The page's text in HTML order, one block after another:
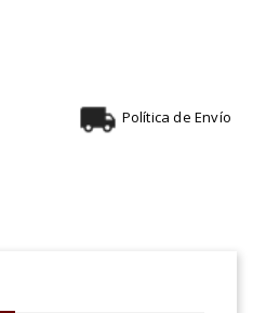
Política de Envío